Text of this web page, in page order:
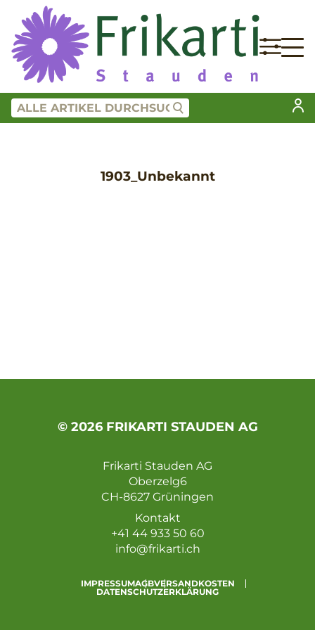
1903_Unbekannt
© 2026 FRIKARTI STAUDEN AG
Frikarti Stauden AG
Oberzelg6
CH-8627 Grüningen
Kontakt
+41 44 933 50 60
info@frikarti.ch
IMPRESSUMAGBVERSANDKOSTEN
DATENSCHUTZERKLÄRUNG